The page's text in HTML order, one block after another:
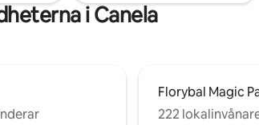
i Canela
Florybal Magic
222